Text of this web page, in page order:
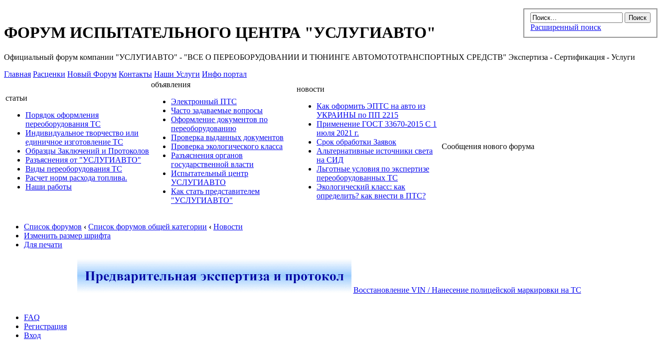
Расширенный поиск
ФОРУМ ИСПЫТАТЕЛЬНОГО ЦЕНТРА "УСЛУГИАВТО"
Официальный форум компании "УСЛУГИАВТО" - "ВСЕ О ПЕРЕОБОРУДОВАНИИ И ТЮНИНГЕ АВТОМОТОТРАНСПОРТНЫХ СРЕДСТВ" Экспертиза - Сертификация - Услуги
Главная Расценки Новый Форум Контакты Наши Услуги Инфо портал
статьи
Порядок оформления
переоборудования ТС
Индивидуальное творчество или
единичное изготовление ТС
Образцы Заключений и Протоколов
Разъяснения от "УСЛУГИАВТО"
Виды переоборудования ТС
Расчет норм расхода топлива.
Наши работы
объявления
Электронный ПТС
Часто задаваемые вопросы
Оформление документов по
переоборудованию
Проверка выданных документов
Проверка экологического класса
Разъяснения органов
государственной власти
Испытательный центр
УСЛУГИАВТО
Как стать представителем
"УСЛУГИАВТО"
новости
Как оформить ЭПТС на авто из
УКРАИНЫ по ПП 2215
Применение ГОСТ 33670-2015 С 1
июля 2021 г.
Срок обработки Заявок
Альтернативные источники света
на СИД
Льготные условия по экспертизе
переоборудованных ТС
Экологический класс: как
определить? как внести в ПТС?
Сообщения нового форума
Список форумов ‹ Список форумов общей категории ‹ Новости
Изменить размер шрифта
Для печати
Восстановление VIN / Нанесение полицейской маркировки на ТС
FAQ
Регистрация
Вход